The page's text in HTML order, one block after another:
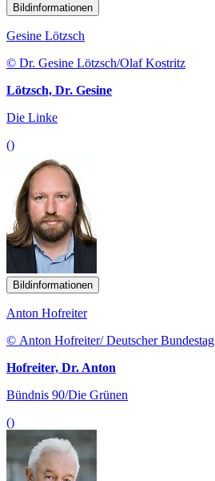
Bildinformationen
Gesine Lötzsch
© Dr. Gesine Lötzsch/Olaf Kostritz
Lötzsch, Dr. Gesine
Die Linke
()
Bildinformationen
Anton Hofreiter
© Anton Hofreiter/ Deutscher Bundestag
Hofreiter, Dr. Anton
Bündnis 90/Die Grünen
()